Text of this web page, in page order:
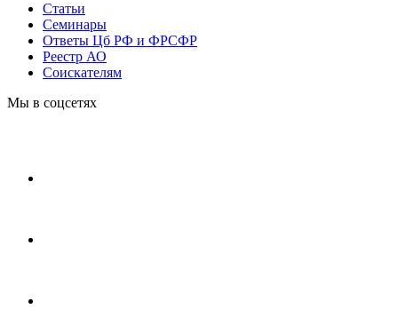
Статьи
Cеминары
Ответы Цб РФ и ФРСФР
Реестр АО
Соискателям
Мы в соцсетях